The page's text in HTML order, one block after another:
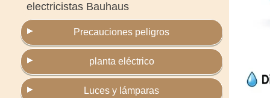
electricistas Bauhaus
Precauciones peligros
planta eléctrico
Luces y lámparas